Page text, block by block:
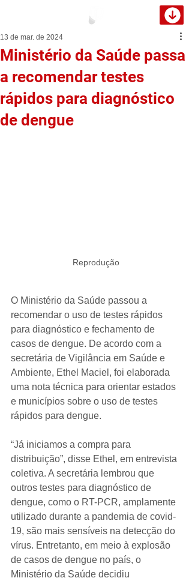
Ministério da Saúde passa
a recomendar testes
rápidos para diagnóstico
de dengue
13 de mar. de 2024
Reprodução
O Ministério da Saúde passou a
recomendar o uso de testes rápidos
para diagnóstico e fechamento de
casos de dengue. De acordo com a
secretária de Vigilância em Saúde e
Ambiente, Ethel Maciel, foi elaborada
uma nota técnica para orientar estados
e municípios sobre o uso de testes
rápidos para dengue.
“Já iniciamos a compra para
distribuição”, disse Ethel, em entrevista
coletiva. A secretária lembrou que
outros testes para diagnóstico de
dengue, como o RT-PCR, amplamente
utilizado durante a pandemia de covid-
19, são mais sensíveis na detecção do
vírus. Entretanto, em meio à explosão
de casos de dengue no país, o
Ministério da Saúde decidiu